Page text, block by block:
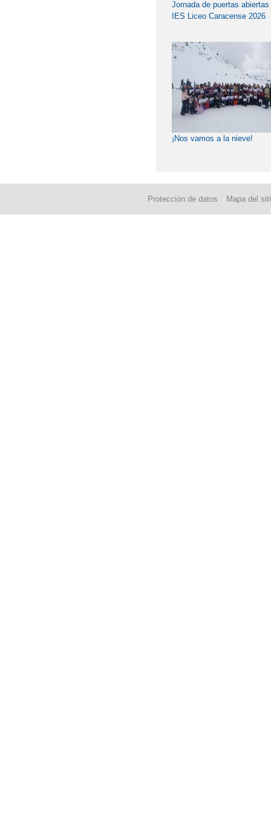
Jornada de puertas abiertas
IES Liceo Caracense 2026
¡Nos vamos a la nieve!
Protección de datos Mapa del